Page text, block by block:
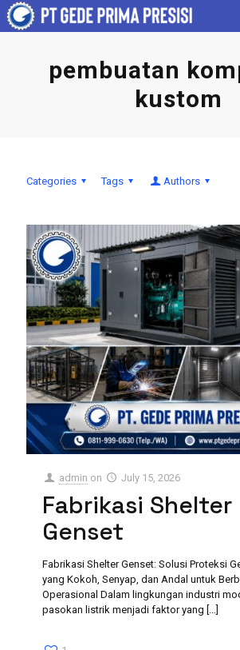
pembuatan
kustom
Categories Tags Authors
admin on July 15, 2026
Fabrikasi Shelter
Genset
Fabrikasi Shelter Genset: Solusi Proteksi
yang Kokoh, Senyap, dan Andal untuk
Operasional Dalam lingkungan industri
pasokan listrik menjadi faktor yang